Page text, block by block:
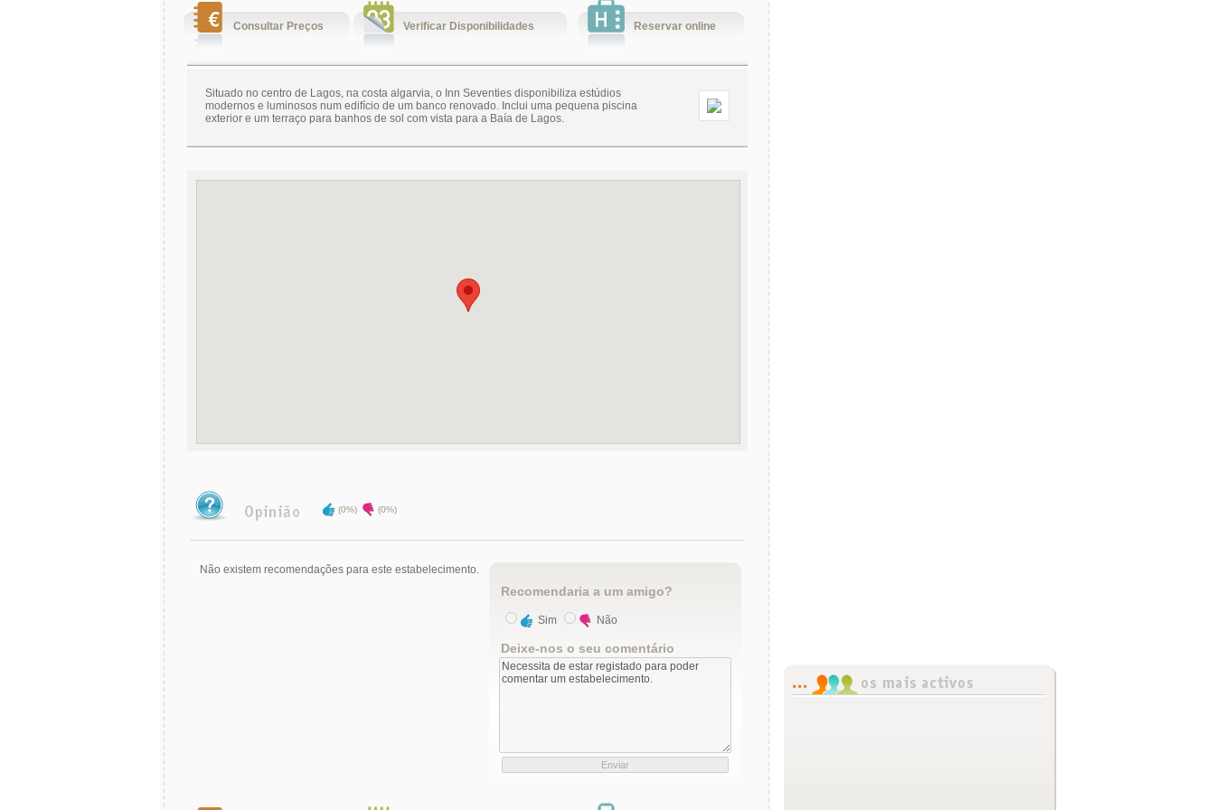
Consultar Preços Verificar Disponibilidades Reservar online
Situado no centro de Lagos, na costa algarvia, o Inn Seventies disponibiliza estúdios
modernos e luminosos num edifício de um banco renovado. Inclui uma pequena piscina
exterior e um terraço para banhos de sol com vista para a Baía de Lagos.
(0%) (0%)
Não existem recomendações para este estabelecimento.
Recomendaria a um amigo?
Sim Não
Deixe-nos o seu comentário